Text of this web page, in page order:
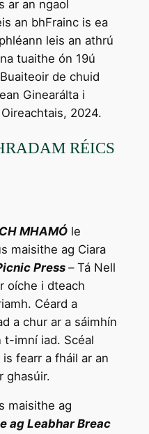
ar an ngaol
an bhFrainc is ea
leis an athrú
tuaithe ón 19ú
de chuid
Ginearálta i
2024.
RÉICS
MHAMÓle
maisithe ag Ciara
Press –Tá Nell
oíche i dteach
Céard a
a chur ar a sáimhín
t-imní iad. Scéal
fearr a fháil ar an
ghasúir.
maisithe ag
ag Leabhar Breac